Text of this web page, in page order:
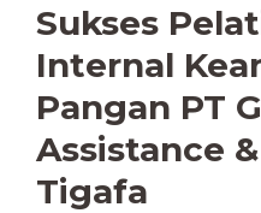
Sukses
Internal
Pangan PT
Assistance
Tigafa